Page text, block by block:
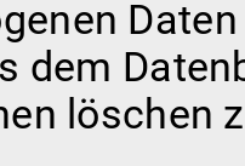
dem
löschen